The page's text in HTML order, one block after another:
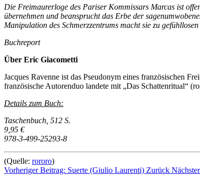
Die Freimaurerloge des Pariser Kommissars Marcas ist
übernehmen und beansprucht das Erbe der
Manipulation des Schmerzzentrums macht sie zu
Buchreport
Über Eric Giacometti
Jacques Ravenne ist das Pseudonym eines französischen
französische Autorenduo landete mit „Das Schattenritual“
Details zum Buch:
Taschenbuch, 512 S.
9,95 €
978-3-499-25293-8
(Quelle: rororo)
Vorheriger Beitrag: Suerte (Giulio Laurenti) Zurück